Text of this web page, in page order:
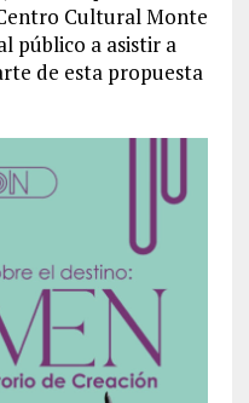
Cultural Monte
público a asistira
de esta propuesta